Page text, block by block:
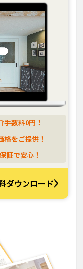
手数料0円！
格をご提供！
証で安心！
ダウンロード